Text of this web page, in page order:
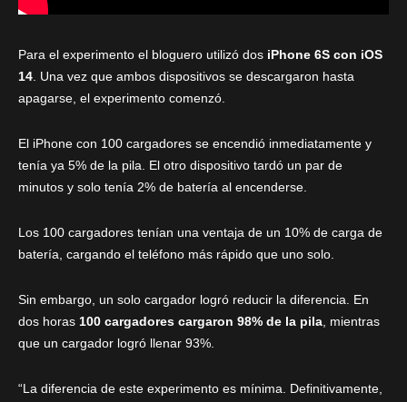
Para el experimento el bloguero utilizó dos iPhone 6S con iOS
14 . Una vez que ambos dispositivos se descargaron hasta
apagarse, el experimento comenzó.
El iPhone con 100 cargadores se encendió inmediatamente y
tenía ya 5% de la pila. El otro dispositivo tardó un par de
minutos y solo tenía 2% de batería al encenderse.
Los 100 cargadores tenían una ventaja de un 10% de carga de
batería, cargando el teléfono más rápido que uno solo.
Sin embargo, un solo cargador logró reducir la diferencia. En
dos horas 100 cargadores cargaron 98% de la pila , mientras
que un cargador logró llenar 93%.
“La diferencia de este experimento es mínima. Definitivamente,